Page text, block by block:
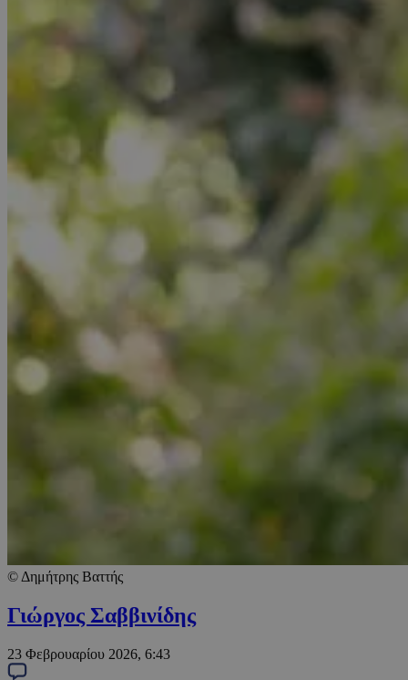
© Δημήτρης Βαττής
Γιώργος Σαββινίδης
23 Φεβρουαρίου 2026, 6:43